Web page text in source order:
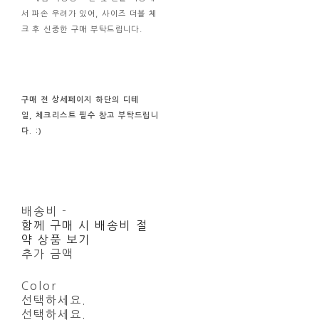
서 파손 우려가 있어, 사이즈 더블 체
크 후 신중한 구매 부탁드립니다.
구매 전 상세페이지 하단의 디테
일, 체크리스트 필수 참고 부탁드립니
다. :)
배송비 -
함께 구매 시 배송비 절
약 상품 보기
추가 금액
Color
선택하세요.
선택하세요.